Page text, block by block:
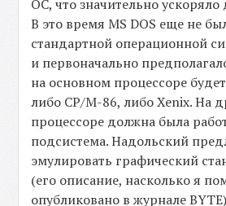
ОС, что значительно ускоряло
В это время MS DOS еще не
стандартной операционной
и первоначально
на основном процессоре
либо СР/M-86, либо Xenix. На
процессоре должна была
подсистема. Надольский
эмулировать графический
(его описание, насколько я
опубликовано в журнале